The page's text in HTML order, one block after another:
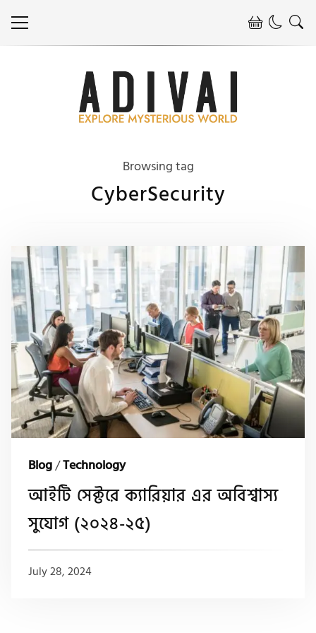
Browsing tag
CyberSecurity
Blog/Technology
আইটি সেক্টরে ক্যারিয়ার এর অবিশ্বাস্য
সুযোগ (২০২৪-২৫)
July 28, 2024